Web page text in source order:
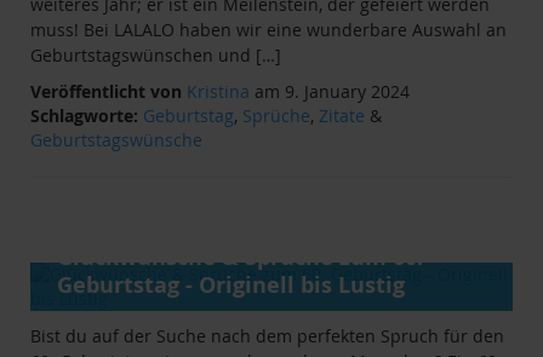
muss! Bei LALALO haben wir eine wunderbare Auswahl an
Geburtstagswünschen und […]
Veröffentlicht von Kristina am 9. January 2024
Schlagworte: Geburtstag, Sprüche, Zitate &
Geburtstagswünsche
Glückwünsche & Sprüche zum 60.
Geburtstag - Originell bis Lustig
Bist du auf der Suche nach dem perfekten Spruch für den